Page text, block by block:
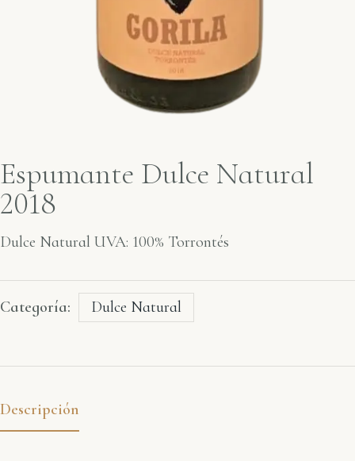
Espumante Dulce Natural
2018
Dulce Natural UVA: 100% Torrontés
Categoría: Dulce Natural
Descripción